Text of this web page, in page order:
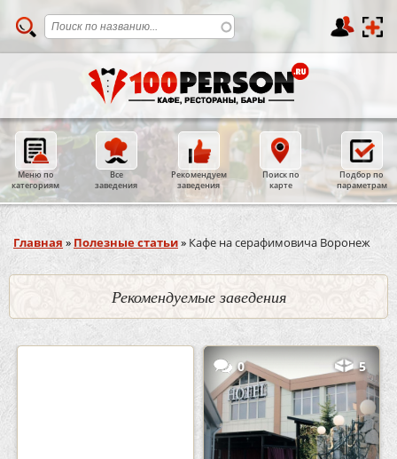
Меню по
категориям
Все
заведения
Рекомендуем
заведения
Поиск по
карте
Подбор по
параметрам
Вы здесь
Главная » Полезные статьи» Кафе на серафимовича Воронеж
Рекомендуемые заведения
0 5